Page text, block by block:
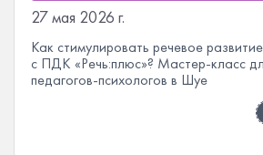
27 мая 2026 г.
Как стимулировать речевое
с ПДК «Речь:плюс»? Мастер-класс
педагогов-психологов в Шуе